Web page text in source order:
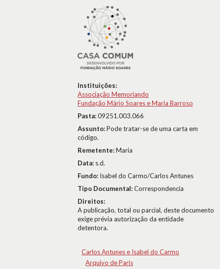
Instituições:
Associação Memoriando
Fundação Mário Soares e Maria Barroso
Pasta:09251.003.066
Assunto:Pode tratar-se de uma carta em
código.
Remetente:Maria
Data: s.d.
Fundo: Isabel do Carmo/Carlos Antunes
Tipo Documental:Correspondencia
Direitos:
A publicação, total ou parcial, deste documento
exige prévia autorização da entidade
detentora.
Carlos Antunes e Isabel do Carmo
Arquivo de Paris